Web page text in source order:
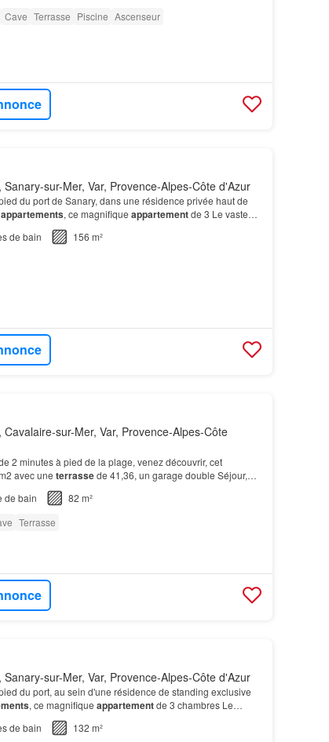
Cave Terrasse Piscine Ascenseur
sur-Mer, Var, Provence-Alpes-Côte d'Azur
du port de Sanary, dans une résidence privée haut de
appartements, ce magnifique appartementde 3 Le vaste
de grandes portes-fenêtres sur un…
de bain
156 m²
sur-Mer, Var, Provence-Alpes-Côte
2 minutes à pied de la plage, venez découvrir, cet
avec une terrassede 41,36, un garage double Séjour,
de bain, 2 WC Une
de bain
82 m²
Terrasse
sur-Mer, Var, Provence-Alpes-Côte d'Azur
du port, au sein d'une résidence de standing exclusive
, ce magnifique appartementde 3 chambres Le
s'ouvre, grâce à de larges baies vitr…
de bain
132 m²